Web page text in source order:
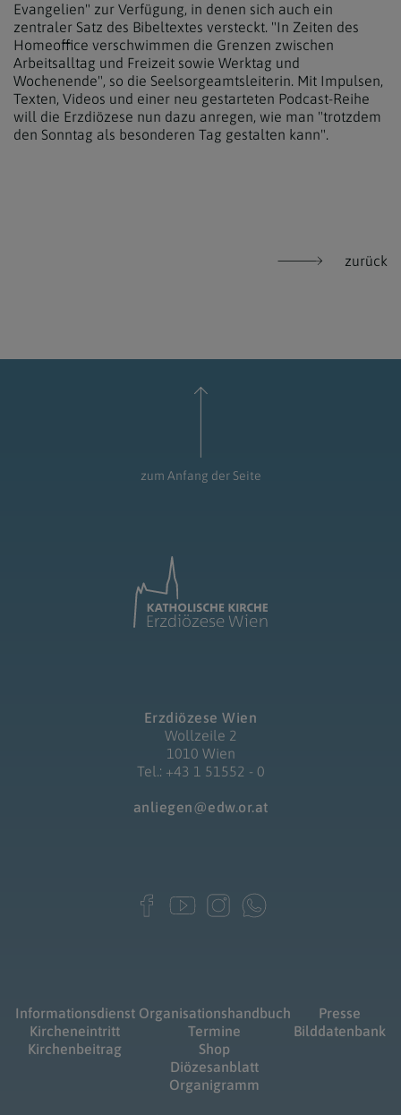
Evangelien" zur Verfügung, in denen sich auch ein
zentraler Satz des Bibeltextes versteckt. "In Zeiten des
Homeoffice verschwimmen die Grenzen zwischen
Arbeitsalltag und Freizeit sowie Werktag und
Wochenende", so die Seelsorgeamtsleiterin. Mit Impulsen,
Texten, Videos und einer neu gestarteten Podcast-Reihe
will die Erzdiözese nun dazu anregen, wie man "trotzdem
den Sonntag als besonderen Tag gestalten kann".
zurück
zum Anfang der Seite
Erzdiözese Wien
Wollzeile 2
1010 Wien
Tel.: +43 1 51552 - 0
anliegen@edw.or.at
Informationsdienst
Kircheneintritt
Kirchenbeitrag
Organisationshandbuch
Termine
Shop
Diözesanblatt
Organigramm
Presse
Bilddatenbank